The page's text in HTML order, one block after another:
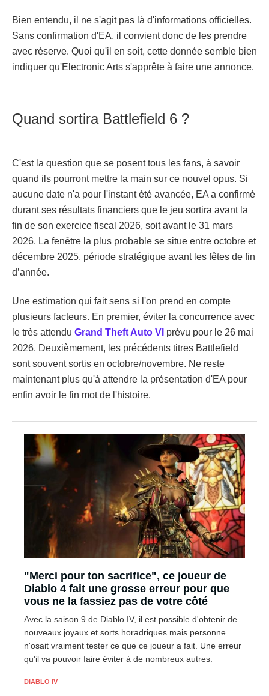
Bien entendu, il ne s'agit pas là d'informations officielles.
Sans confirmation d'EA, il convient donc de les prendre
avec réserve. Quoi qu'il en soit, cette donnée semble bien
indiquer qu'Electronic Arts s'apprête à faire une annonce.
Quand sortira Battlefield 6 ?
C'est la question que se posent tous les fans, à savoir
quand ils pourront mettre la main sur ce nouvel opus. Si
aucune date n'a pour l'instant été avancée, EA a confirmé
durant ses résultats financiers que le jeu sortira avant la
fin de son exercice fiscal 2026, soit avant le 31 mars
2026. La fenêtre la plus probable se situe entre octobre et
décembre 2025, période stratégique avant les fêtes de fin
d’année.
Une estimation qui fait sens si l'on prend en compte
plusieurs facteurs. En premier, éviter la concurrence avec
le très attendu Grand Theft Auto VI prévu pour le 26 mai
2026. Deuxièmement, les précédents titres Battlefield
sont souvent sortis en octobre/novembre. Ne reste
maintenant plus qu'à attendre la présentation d'EA pour
enfin avoir le fin mot de l'histoire.
"Merci pour ton sacrifice", ce joueur de
Diablo 4 fait une grosse erreur pour que
vous ne la fassiez pas de votre côté
Avec la saison 9 de Diablo IV, il est possible d'obtenir de
nouveaux joyaux et sorts horadriques mais personne
n'osait vraiment tester ce que ce joueur a fait. Une erreur
qu'il va pouvoir faire éviter à de nombreux autres.
DIABLO IV